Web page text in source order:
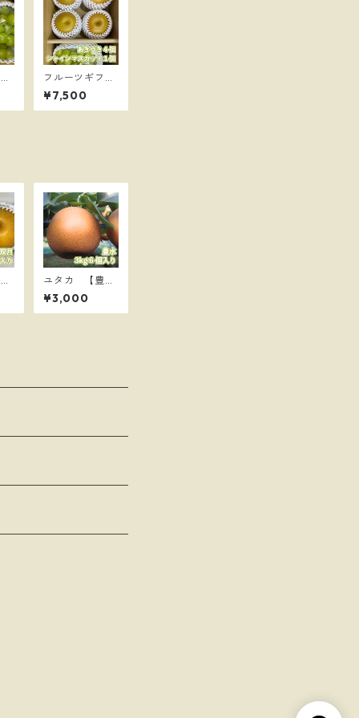
フルーツギフ
ト 雅 【あき
づき4個】【シ
ャインマスカッ
¥7,500
ユタカ 【豊
水】3kg ６個
入り 80サイズ
¥3,000